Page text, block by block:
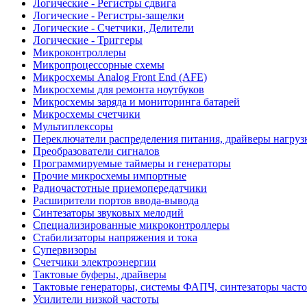
Логические - Регистры сдвига
Логические - Регистры-защелки
Логические - Счетчики, Делители
Логические - Триггеры
Микроконтроллеры
Микропроцессорные схемы
Микросхемы Analog Front End (AFE)
Микросхемы для ремонта ноутбуков
Микросхемы заряда и мониторинга батарей
Микросхемы счетчики
Мультиплексоры
Переключатели распределения питания, драйверы
Преобразователи сигналов
Программируемые таймеры и генераторы
Прочие микросхемы импортные
Радиочастотные приемопередатчики
Расширители портов ввода-вывода
Синтезаторы звуковых мелодий
Специализированные микроконтроллеры
Стабилизаторы напряжения и тока
Супервизоры
Счетчики электроэнергии
Тактовые буферы, драйверы
Тактовые генераторы, системы ФАПЧ, синтезаторы
Усилители низкой частоты